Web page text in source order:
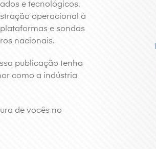
e tecnológicos.
operacional à
e sondas
nacionais.
publicação tenha
como a indústria
de vocês no